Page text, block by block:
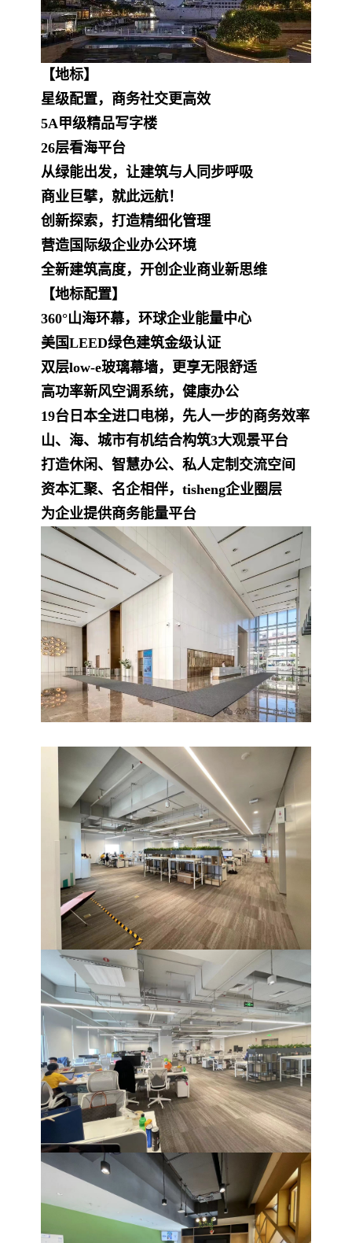
【地标】
星级配置，商务社交更高效
5A甲级精品写字楼
26层看海平台
从绿能出发，让建筑与人同步呼吸
商业巨擘，就此远航！
创新探索，打造精细化管理
营造国际级企业办公环境
全新建筑高度，开创企业商业新思维
【地标配置】
360°山海环幕，环球企业能量中心
美国LEED绿色建筑金级认证
双层low-e玻璃幕墙，更享无限舒适
高功率新风空调系统，健康办公
19台日本全进口电梯，先人一步的商务效率
山、海、城市有机结合构筑3大观景平台
打造休闲、智慧办公、私人定制交流空间
资本汇聚、名企相伴，tisheng企业圈层
为企业提供商务能量平台